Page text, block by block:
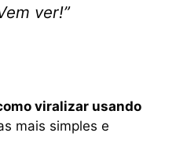
ver!”
viralizar usando
mais simples e